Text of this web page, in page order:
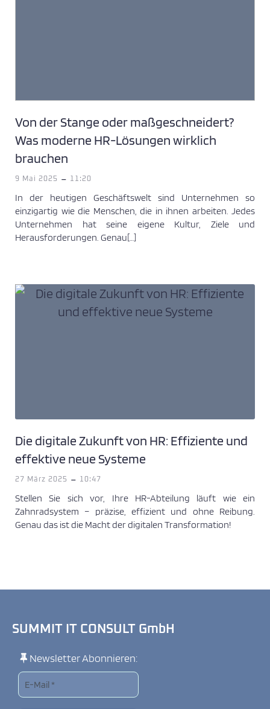
Von der Stange oder maßgeschneidert?
Was moderne HR-Lösungen wirklich
brauchen
9 Mai 2025 - 11:20
In der heutigen Geschäftswelt sind Unternehmen so
einzigartig wie die Menschen, die in ihnen arbeiten. Jedes
Unternehmen hat seine eigene Kultur, Ziele und
Herausforderungen. Genau[…]
Die digitale Zukunft von HR: Effiziente und
effektive neue Systeme
27 März 2025 - 10:47
Stellen Sie sich vor, Ihre HR-Abteilung läuft wie ein
Zahnradsystem – präzise, effizient und ohne Reibung.
Genau das ist die Macht der digitalen Transformation!
SUMMIT IT CONSULT GmbH
Newsletter Abonnieren: